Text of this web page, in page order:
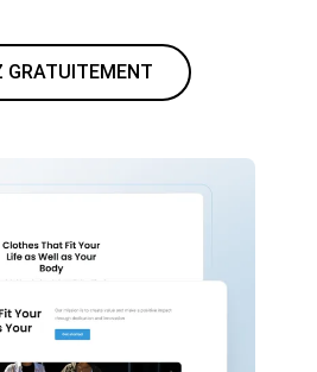
GRATUITEMENT